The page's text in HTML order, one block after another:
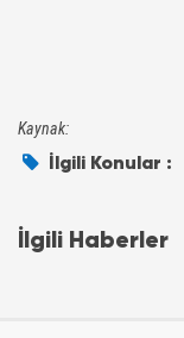
Kaynak:
İlgili Konular :
İlgili Haberler